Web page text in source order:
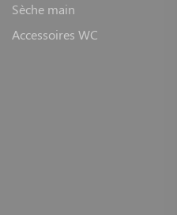
Sèche main
Accessoires WC